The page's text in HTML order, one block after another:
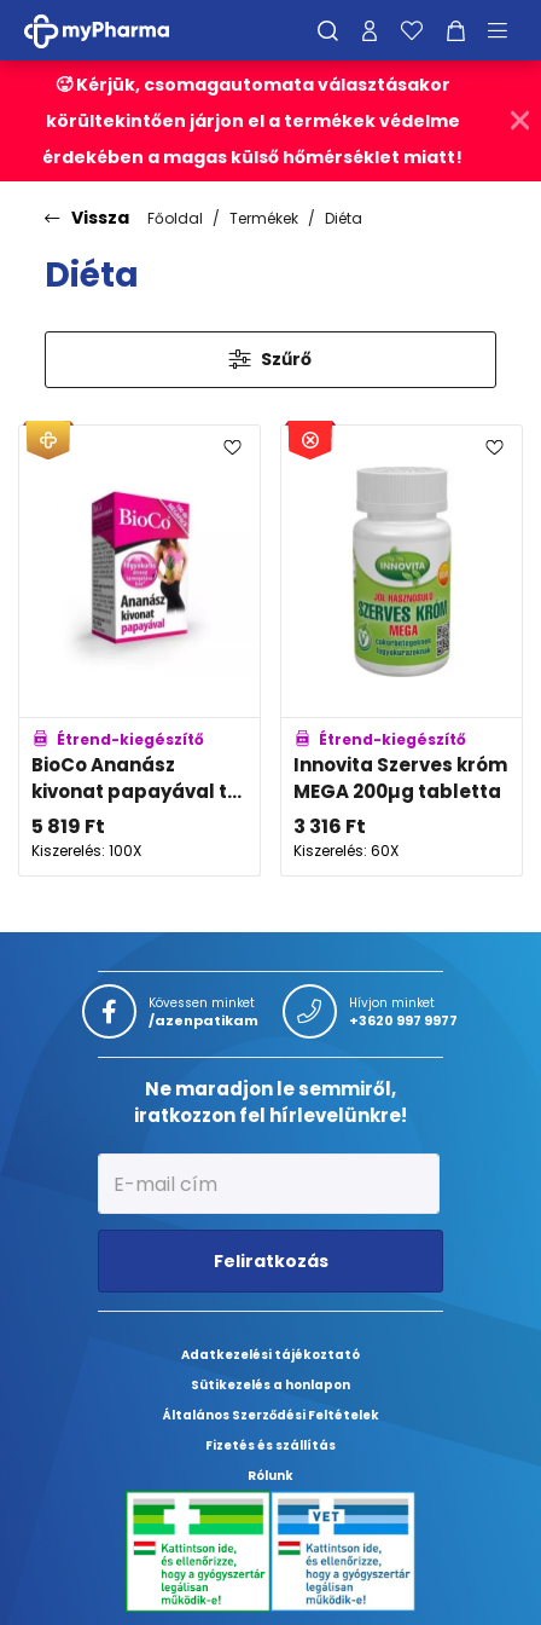
🥵 Kérjük, csomagautomata választásakor
körültekintően járjon el a termékek védelme
érdekében a magas külső hőmérséklet miatt!
Vissza Főoldal Termékek Diéta
Diéta
Szűrő
Étrend-kiegészítő
BioCo Ananász
kivonat papayával t...
5 819 Ft
Kiszerelés: 100X
Étrend-kiegészítő
Innovita Szerves króm
MEGA 200µg tabletta
3 316 Ft
Kiszerelés: 60X
Kövessen minket
/azenpatikam
Hívjon minket
+3620 997 9977
Ne maradjon le semmiről,
iratkozzon fel hírlevelünkre!
Feliratkozás
Adatkezelési tájékoztató
Sütikezelés a honlapon
Általános Szerződési Feltételek
Fizetés és szállítás
Rólunk